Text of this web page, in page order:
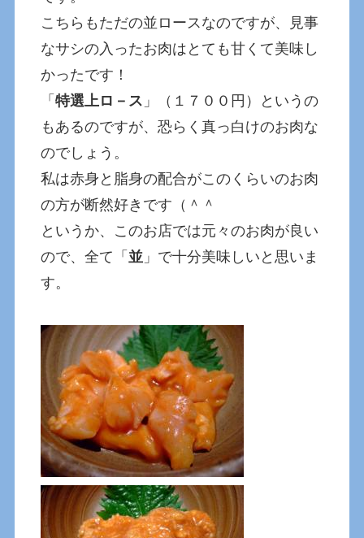
こちらもただの並ロースなのですが、見事
なサシの入ったお肉はとても甘くて美味し
かったです！
「特選上ロ－ス 」（１７００円）というの
もあるのですが、恐らく真っ白けのお肉な
のでしょう。
私は赤身と脂身の配合がこのくらいのお肉
の方が断然好きです（＾＾
というか、このお店では元々のお肉が良い
ので、全て「 並 」で十分美味しいと思いま
す。